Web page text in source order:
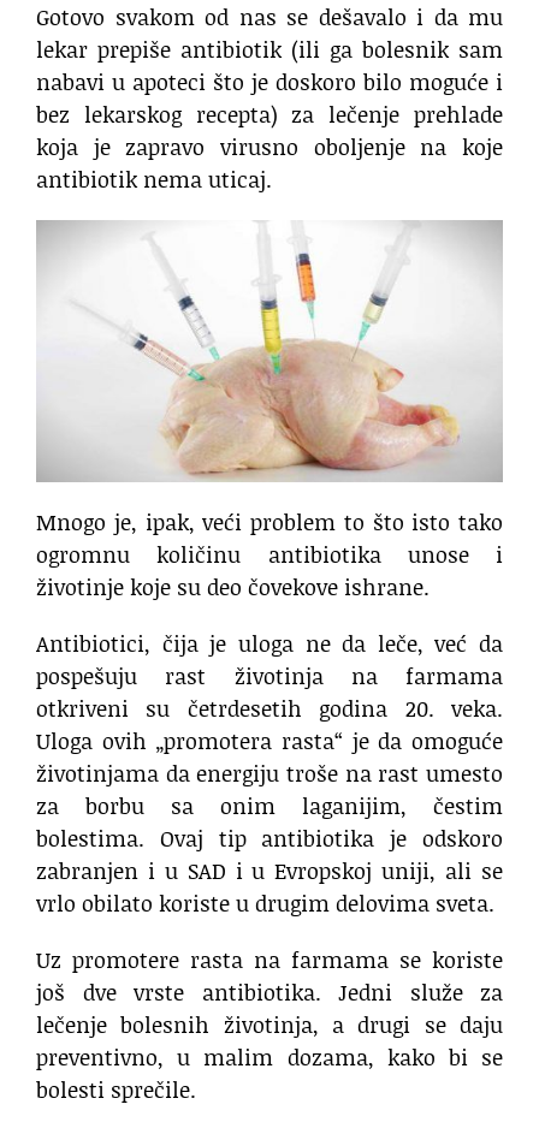
Gotovo svakom od nas se dešavalo i da mu
lekar prepiše antibiotik (ili ga bolesnik sam
nabavi u apoteci što je doskoro bilo moguće i
bez lekarskog recepta) za lečenje prehlade
koja je zapravo virusno oboljenje na koje
antibiotik nema uticaj.
Mnogo je, ipak, veći problem to što isto tako
ogromnu količinu antibiotika unose i
životinje koje su deo čovekove ishrane.
Antibiotici, čija je uloga ne da leče, već da
pospešuju rast životinja na farmama
otkriveni su četrdesetih godina 20. veka.
Uloga ovih „promotera rasta“ je da omoguće
životinjama da energiju troše na rast umesto
za borbu sa onim laganijim, čestim
bolestima. Ovaj tip antibiotika je odskoro
zabranjen i u SAD i u Evropskoj uniji, ali se
vrlo obilato koriste u drugim delovima sveta.
Uz promotere rasta na farmama se koriste
još dve vrste antibiotika. Jedni služe za
lečenje bolesnih životinja, a drugi se daju
preventivno, u malim dozama, kako bi se
bolesti sprečile.